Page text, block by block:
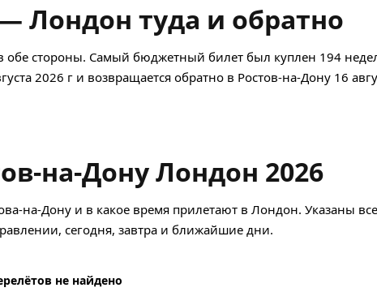
Лондон туда и обратно
обе стороны. Самый бюджетный билет был куплен 194
2026 г и возвращается обратно в Ростов-на-Дону 16
на-Дону Лондон 2026
на-Дону и в какое время прилетают в Лондон. Указаны все
сегодня, завтра и ближайшие дни.
не найдено